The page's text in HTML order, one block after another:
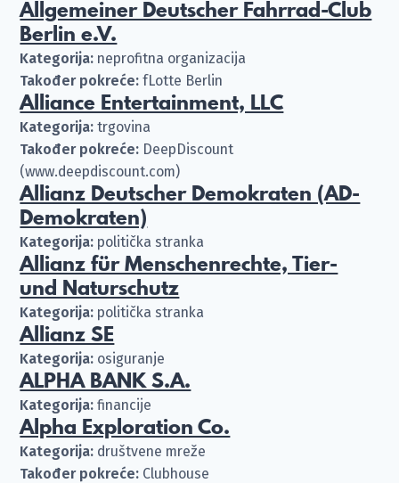
Allgemeiner Deutscher Fahrrad-Club
Berlin e.V.
Kategorija: neprofitna organizacija
Također pokreće: fLotte Berlin
Alliance Entertainment, LLC
Kategorija: trgovina
Također pokreće: DeepDiscount
(www.deepdiscount.com)
Allianz Deutscher Demokraten (AD-
Demokraten)
Kategorija: politička stranka
Allianz für Menschenrechte, Tier-
und Naturschutz
Kategorija: politička stranka
Allianz SE
Kategorija: osiguranje
ALPHA BANK S.A.
Kategorija: financije
Alpha Exploration Co.
Kategorija: društvene mreže
Također pokreće: Clubhouse